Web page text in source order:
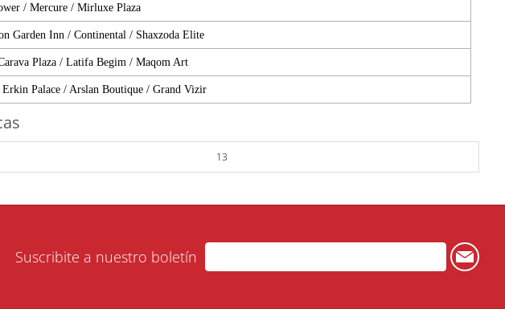
/ Mercure / Mirluxe Plaza
Garden Inn / Continental / Shaxzoda Elite
Plaza / Latifa Begim / Maqom Art
Palace / Arslan Boutique / Grand Vizir
13
Suscribite a nuestro boletín